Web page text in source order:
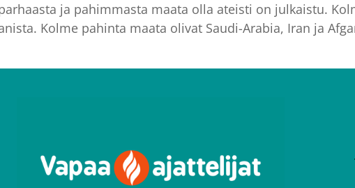
ja pahimmasta maata olla ateisti on julkaistu.
Kolme pahinta maata olivat Saudi-Arabia, Iran ja